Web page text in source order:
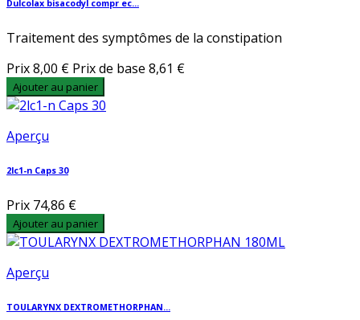
Dulcolax bisacodyl compr ec...
Traitement des symptômes de la constipation
Prix8,00 € Prix de base 8,61 €
Ajouter au panier
Aperçu
2lc1-n Caps 30
Prix 74,86 €
Ajouter au panier
Aperçu
TOULARYNX DEXTROMETHORPHAN...